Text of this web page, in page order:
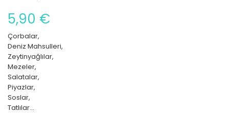
5,90 €
Çorbalar,
Deniz Mahsulleri,
Zeytinyağlılar,
Mezeler,
Salatalar,
Piyazlar,
Soslar,
Tatlılar...